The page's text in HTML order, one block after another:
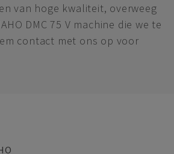
van hoge kwaliteit, overweeg
DMC 75 V machine die we te
contact met ons op voor